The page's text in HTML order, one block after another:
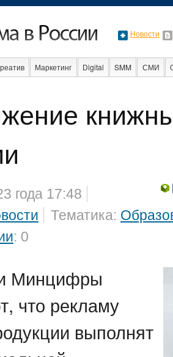
Новости
Маркетинг Digital SMM СМИ
года 17:48
Тематика:
: 0
Минцифры
что рекламу
выполнят